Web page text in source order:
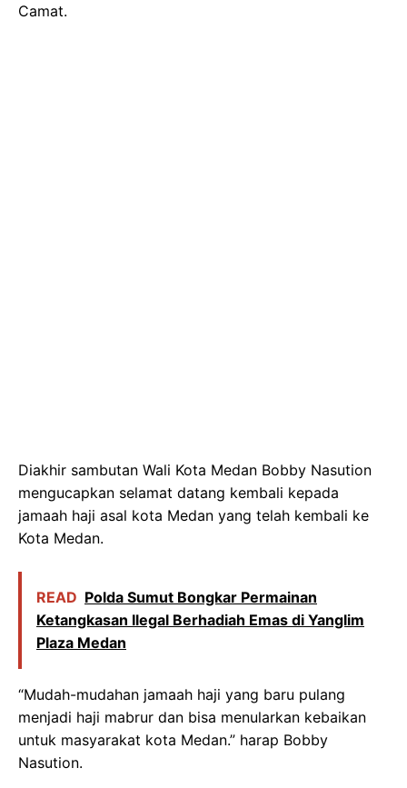
Camat.
Diakhir sambutan Wali Kota Medan Bobby Nasution
mengucapkan selamat datang kembali kepada
jamaah haji asal kota Medan yang telah kembali ke
Kota Medan.
READ Polda Sumut Bongkar Permainan
Ketangkasan Ilegal Berhadiah Emas di Yanglim
Plaza Medan
“Mudah-mudahan jamaah haji yang baru pulang
menjadi haji mabrur dan bisa menularkan kebaikan
untuk masyarakat kota Medan.” harap Bobby
Nasution.